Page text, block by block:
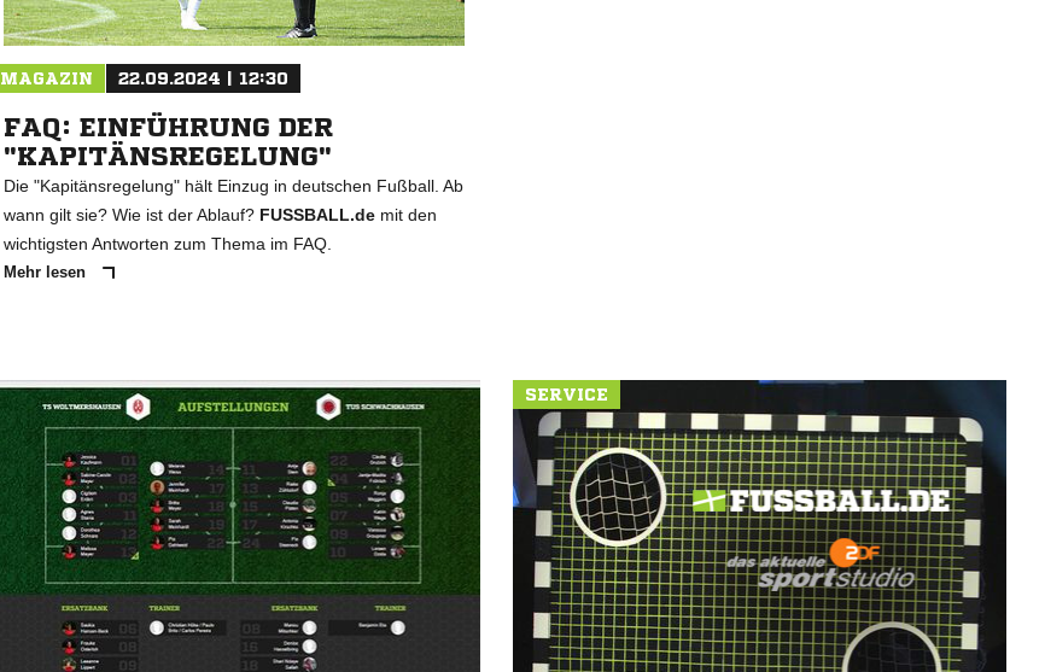
MAGAZIN 22.09.2024 | 12:30
FAQ: EINFÜHRUNG DER
"KAPITÄNSREGELUNG"
Die "Kapitänsregelung" hält Einzug in deutschen Fußball. Ab
wann gilt sie? Wie ist der Ablauf? FUSSBALL.demit den
wichtigsten Antworten zum Thema im FAQ.
Mehr lesen
SERVICE